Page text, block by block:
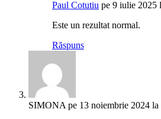
Paul Cotutiu pe 9 iulie 2025
Este un rezultat normal.
Răspuns
SIMONA pe 13 noiembrie 2024 la